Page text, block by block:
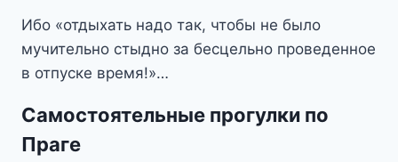
Ибо «отдыхать надо так, чтобы не было
мучительно стыдно за бесцельно проведенное
в отпуске время!»…
Самостоятельные прогулки по
Праге